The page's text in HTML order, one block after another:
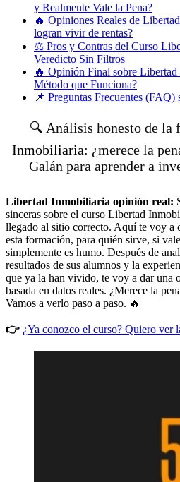
y Realmente Vale la Pena?
🔥 Opiniones Reales de
logran vivir de rentas?
⚖️ Pros y Contras del Curso
Veredicto Sin Filtros
🔥 Opinión Final sobre
Método que Funciona?
📌 Preguntas Frecuentes
🔍 Análisis honesto de la
Inmobiliaria: ¿merece la
Galán para aprender a
Libertad Inmobiliaria opinión real:
sinceras sobre el curso Libertad
llegado al sitio correcto. Aquí te voy a
esta formación, para quién sirve, si
simplemente es humo. Después de
resultados de sus alumnos y la
que ya la han vivido, te voy a dar una
basada en datos reales. ¿Merece la
Vamos a verlo paso a paso. 🔥
👉 ¿Ya conozco el curso? Quiero ver